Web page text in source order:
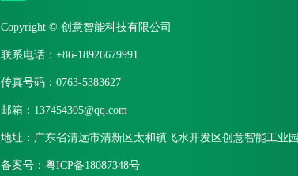
Copyright © 创意智能科技有限公司
联系电话：+86-18926679991
传真号码：0763-5383627
邮箱：137454305@qq.com
地址：广东省清远市清新区太和镇飞水开发区创意智能工业园
备案号： 粤ICP备18087348号